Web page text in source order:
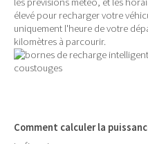
élevé pour recharger votre
uniquement l'heure de votre
kilomètres à parcourir.
Comment calculer la